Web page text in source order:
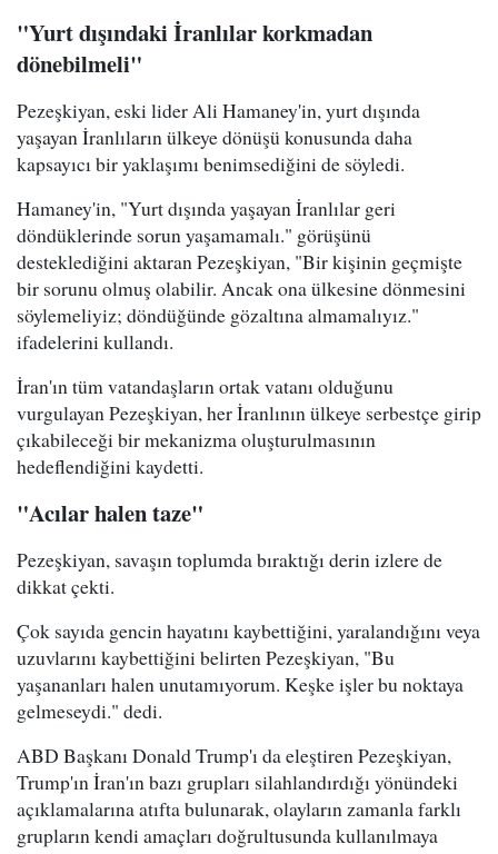
"Yurt dışındaki İranlılar korkmadan
dönebilmeli"
Pezeşkiyan, eski lider Ali Hamaney'in, yurt dışında
yaşayan İranlıların ülkeye dönüşü konusunda daha
kapsayıcı bir yaklaşımı benimsediğini de söyledi.
Hamaney'in, "Yurt dışında yaşayan İranlılar geri
döndüklerinde sorun yaşamamalı." görüşünü
desteklediğini aktaran Pezeşkiyan, "Bir kişinin geçmişte
bir sorunu olmuş olabilir. Ancak ona ülkesine dönmesini
söylemeliyiz; döndüğünde gözaltına almamalıyız."
ifadelerini kullandı.
İran'ın tüm vatandaşların ortak vatanı olduğunu
vurgulayan Pezeşkiyan, her İranlının ülkeye serbestçe girip
çıkabileceği bir mekanizma oluşturulmasının
hedeflendiğini kaydetti.
"Acılar halen taze"
Pezeşkiyan, savaşın toplumda bıraktığı derin izlere de
dikkat çekti.
Çok sayıda gencin hayatını kaybettiğini, yaralandığını veya
uzuvlarını kaybettiğini belirten Pezeşkiyan, "Bu
yaşananları halen unutamıyorum. Keşke işler bu noktaya
gelmeseydi." dedi.
ABD Başkanı Donald Trump'ı da eleştiren Pezeşkiyan,
Trump'ın İran'ın bazı grupları silahlandırdığı yönündeki
açıklamalarına atıfta bulunarak, olayların zamanla farklı
grupların kendi amaçları doğrultusunda kullanılmaya